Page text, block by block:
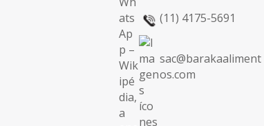
(11) 4175-5691
sac@barakaaliment
os.com